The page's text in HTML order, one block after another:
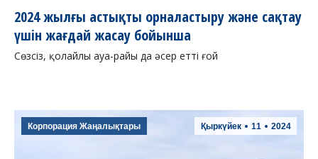
2024 жылғы астықты орналастыру және сақтау
үшін жағдай жасау бойынша
Сөзсіз, қолайлы ауа-райы да әсер етті ғой
Қыркүйек 11 2024
Корпорация Жаңалықтары